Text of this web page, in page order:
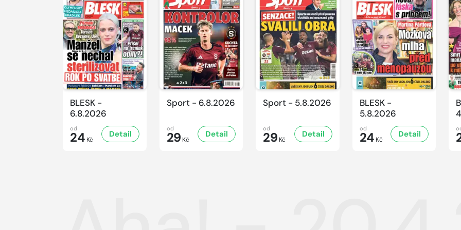
BLESK -
6.8.2026
od
24 Kč
Detail
Sport - 6.8.2026
od
29 Kč
Detail
Sport - 5.8.2026
od
29 Kč
Detail
BLESK -
5.8.2026
od
24 Kč
Detail